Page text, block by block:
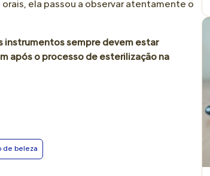
ela passou a observar atentamente o
instrumentos sempre devem estar
após o processo de esterilização na
de beleza